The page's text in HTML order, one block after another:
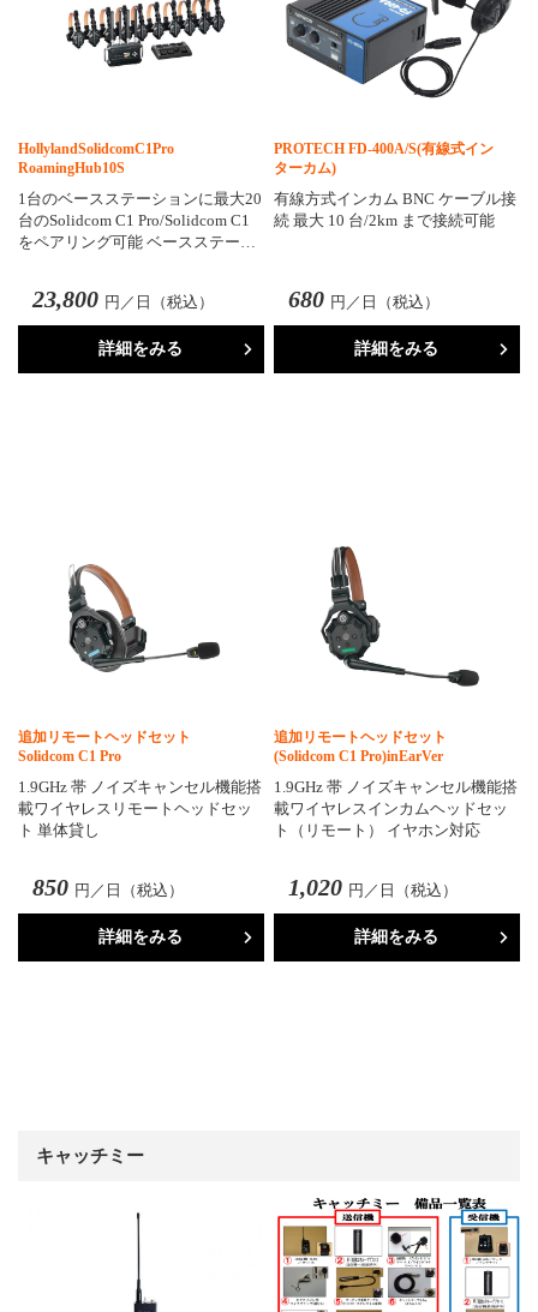
HollylandSolidcomC1Pro
RoamingHub10S
1台のベースステーションに最大20
台のSolidcom C1 Pro/Solidcom C1
をペアリング可能 ベースステー…
23,800 円／日（税込）
詳細をみる
PROTECH FD-400A/S(有線式イン
ターカム)
有線方式インカム BNC ケーブル接
続 最大 10 台/2km まで接続可能
680 円／日（税込）
詳細をみる
追加リモートヘッドセット
Solidcom C1 Pro
1.9GHz 帯 ノイズキャンセル機能搭
載ワイヤレスリモートヘッドセッ
ト 単体貸し
850 円／日（税込）
詳細をみる
追加リモートヘッドセット
(Solidcom C1 Pro)inEarVer
1.9GHz 帯 ノイズキャンセル機能搭
載ワイヤレスインカムヘッドセッ
ト（リモート） イヤホン対応
1,020 円／日（税込）
詳細をみる
キャッチミー